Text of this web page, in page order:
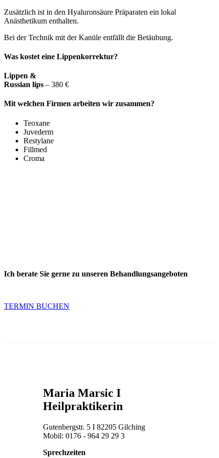
Zusätzlich ist in den Hyaluronsäure Präparaten ein lokal
Anästhetikum enthalten.
Bei der Technik mit der Kanüle entfällt die Betäubung.
Was kostet eine Lippenkorrektur?
Lippen &
Russian lips – 380 €
Mit welchen Firmen arbeiten wir zusammen?
Teoxane
Juvederm
Restylane
Fillmed
Croma
Ich berate Sie gerne zu unseren Behandlungsangeboten
TERMIN BUCHEN
Maria Marsic I
Heilpraktikerin
Gutenbergstr. 5 I 82205 Gilching
Mobil: 0176 - 964 29 29 3
Sprechzeiten